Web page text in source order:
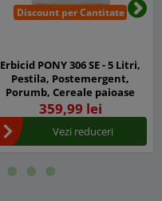
Discount per Cantitate
Erbicid PONY 306 SE - 5 Litri,
Pestila, Postemergent,
Porumb, Cereale paioase
359,99 lei
Vezi reduceri